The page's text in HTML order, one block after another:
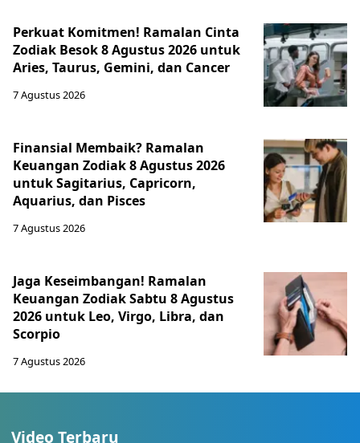
Perkuat Komitmen! Ramalan Cinta
Zodiak Besok 8 Agustus 2026 untuk
Aries, Taurus, Gemini, dan Cancer
7 Agustus 2026
Finansial Membaik? Ramalan
Keuangan Zodiak 8 Agustus 2026
untuk Sagitarius, Capricorn,
Aquarius, dan Pisces
7 Agustus 2026
Jaga Keseimbangan! Ramalan
Keuangan Zodiak Sabtu 8 Agustus
2026 untuk Leo, Virgo, Libra, dan
Scorpio
7 Agustus 2026
Video Terbaru